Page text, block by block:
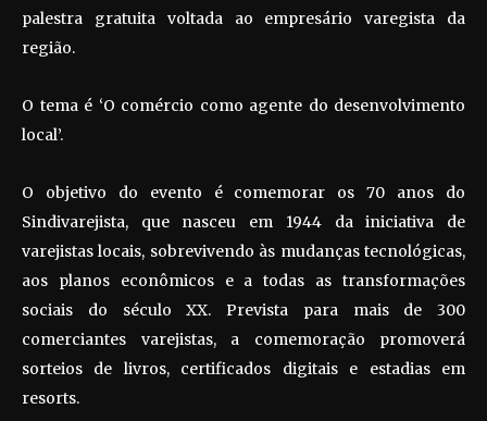
palestra gratuita voltada ao empresário varegista da
região.
O tema é ‘O comércio como agente do desenvolvimento
local’.
O objetivo do evento é comemorar os 70 anos do
Sindivarejista, que nasceu em 1944 da iniciativa de
varejistas locais, sobrevivendo às mudanças tecnológicas,
aos planos econômicos e a todas as transformações
sociais do século XX. Prevista para mais de 300
comerciantes varejistas, a comemoração promoverá
sorteios de livros, certificados digitais e estadias em
resorts.